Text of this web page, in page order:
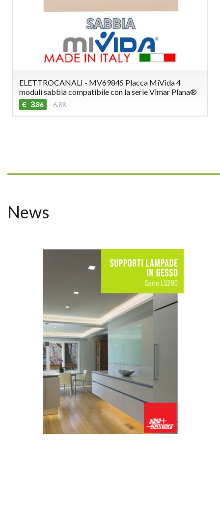
ELETTROCANALI - MV6984S Placca MiVida 4
moduli sabbia compatibile con la serie Vimar Plana®
€ 3,86 6,88
News